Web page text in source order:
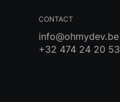
}}",
CONTACT
info@ohmydev.be
+32 474 24 20 53